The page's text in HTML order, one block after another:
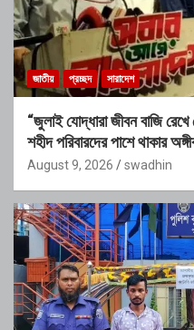
জাতীয় প্রচ্ছদ সারাদেশ
“জুলাই যোদ্ধারা জীবন বাজি
শহীদ পরিবারদের পাশে থাকার
August 9, 2026 swadhin